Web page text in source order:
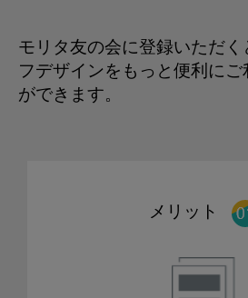
モリタ友の会に登録いただく
フデザインをもっと便利にご
ができます。
メリット